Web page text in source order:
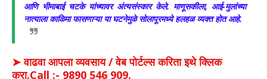
आणि भीमाबाई चटके यांच्यावर अंत्यसंस्कार केले. माणूसकीला, आई-मुलांच्या
नात्याला काळिमा फासणाऱ्या या घटनेमुळे सोलापूरमध्ये हलहळ व्यक्त होत आहे.
➤ वाढवा आपला व्यवसाय / वेब पोर्टल्स करिता इथे क्लिक
करा.Call :- 9890 546 909.